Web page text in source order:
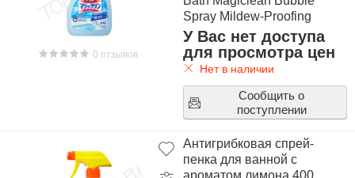
0 отзывов
Spray Mildew-Proofing
Plus
У Вас нет доступа
для просмотра цен
Нет в наличии
Сообщить о
поступлении
Антигрибковая спрей-
пенка для ванной с
ароматом лимона 400